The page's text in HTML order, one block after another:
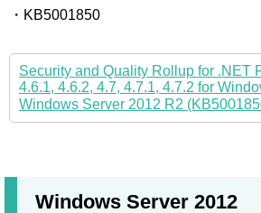
・KB5001850
Security and Quality Rollup for .NET
4.6.1, 4.6.2, 4.7, 4.7.1, 4.7.2 for
Windows Server 2012 R2
Windows Server 2012